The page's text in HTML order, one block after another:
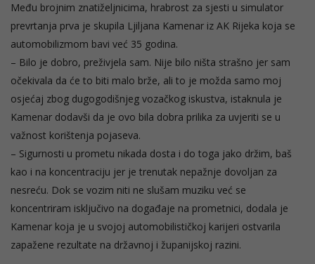
Među brojnim znatiželjnicima, hrabrost za sjesti u simulator
prevrtanja prva je skupila Ljiljana Kamenar iz AK Rijeka koja se
automobilizmom bavi već 35 godina.
– Bilo je dobro, preživjela sam. Nije bilo ništa strašno jer sam
očekivala da će to biti malo brže, ali to je možda samo moj
osjećaj zbog dugogodišnjeg vozačkog iskustva, istaknula je
Kamenar dodavši da je ovo bila dobra prilika za uvjeriti se u
važnost korištenja pojaseva.
– Sigurnosti u prometu nikada dosta i do toga jako držim, baš
kao i na koncentraciju jer je trenutak nepažnje dovoljan za
nesreću. Dok se vozim niti ne slušam muziku već se
koncentriram isključivo na događaje na prometnici, dodala je
Kamenar koja je u svojoj automobilističkoj karijeri ostvarila
zapažene rezultate na državnoj i županijskoj razini.